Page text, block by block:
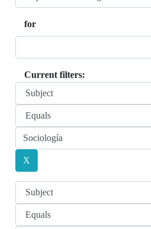
for
Current filters: